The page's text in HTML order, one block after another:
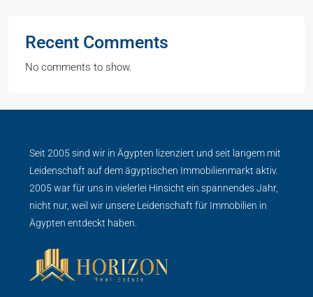
Recent Comments
No comments to show.
Seit 2005 sind wir in Ägypten lizenziert und seit langem mit
Leidenschaft auf dem ägyptischen Immobilienmarkt aktiv.
2005 war für uns in vielerlei Hinsicht ein spannendes Jahr,
nicht nur, weil wir unsere Leidenschaft für Immobilien in
Ägypten entdeckt haben.